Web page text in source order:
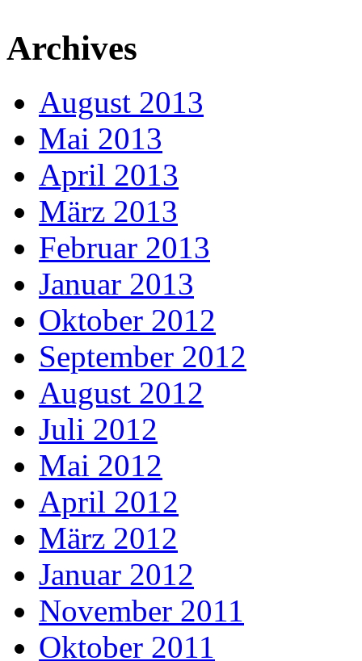
Archives
August 2013
Mai 2013
April 2013
März 2013
Februar 2013
Januar 2013
Oktober 2012
September 2012
August 2012
Juli 2012
Mai 2012
April 2012
März 2012
Januar 2012
November 2011
Oktober 2011